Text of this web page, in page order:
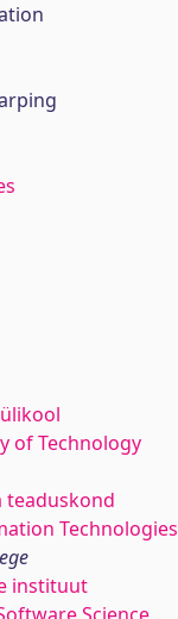
of Technology
Technologies
instituut